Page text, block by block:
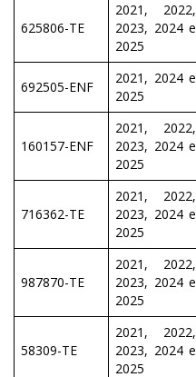
625806-TE
2021, 2022,
2023, 2024 e
2025
692505-ENF
2021, 2024 e
2025
160157-ENF
2021, 2022,
2023, 2024 e
2025
716362-TE
2021, 2022,
2023, 2024 e
2025
987870-TE
2021, 2022,
2023, 2024 e
2025
58309-TE
2021, 2022,
2023, 2024 e
2025